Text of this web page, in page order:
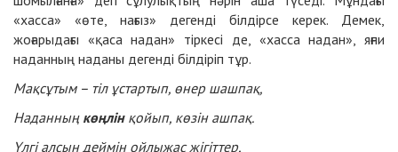
«хасса» «өте, нағыз» дегенді білдірсе керек. Демек,
жоғарыдағы «қаса надан» тіркесі де, «хасса надан», яғни
наданның наданы дегенді білдіріп тұр.
Мақсұтым – тіл ұстартып, өнер шашпақ,
Наданныңкөңлінқойып, көзін ашпақ.
Үлгі алсын деймін ойлыжас жігіттер,